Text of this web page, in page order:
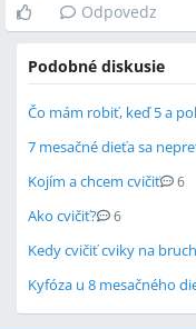
Odpovedz
Podobné diskusie
Čo mám robiť, keď 5 a
7 mesačné dieťa sa
Kojím a chcem cvičiť 6
Ako cvičiť? 6
Kedy cvičiť cviky na
Kyfóza u 8 mesačného